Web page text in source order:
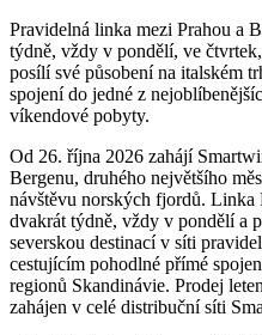
Pravidelná linka mezi Prahou a
týdně, vždy v pondělí, ve
posílí své působení na italském
spojení do jedné z
víkendové pobyty.
Od 26. října 2026 zahájí
Bergenu, druhého největšího
návštěvu norských fjordů. Linka
dvakrát týdně, vždy v pondělí a
severskou destinací v síti
cestujícím pohodlné přímé
regionů Skandinávie. Prodej
zahájen v celé distribuční síti